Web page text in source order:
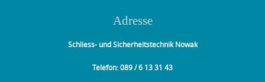
Adresse
Schliess- und Sicherheitstechnik Nowak
Telefon: 089 / 6 13 31 43